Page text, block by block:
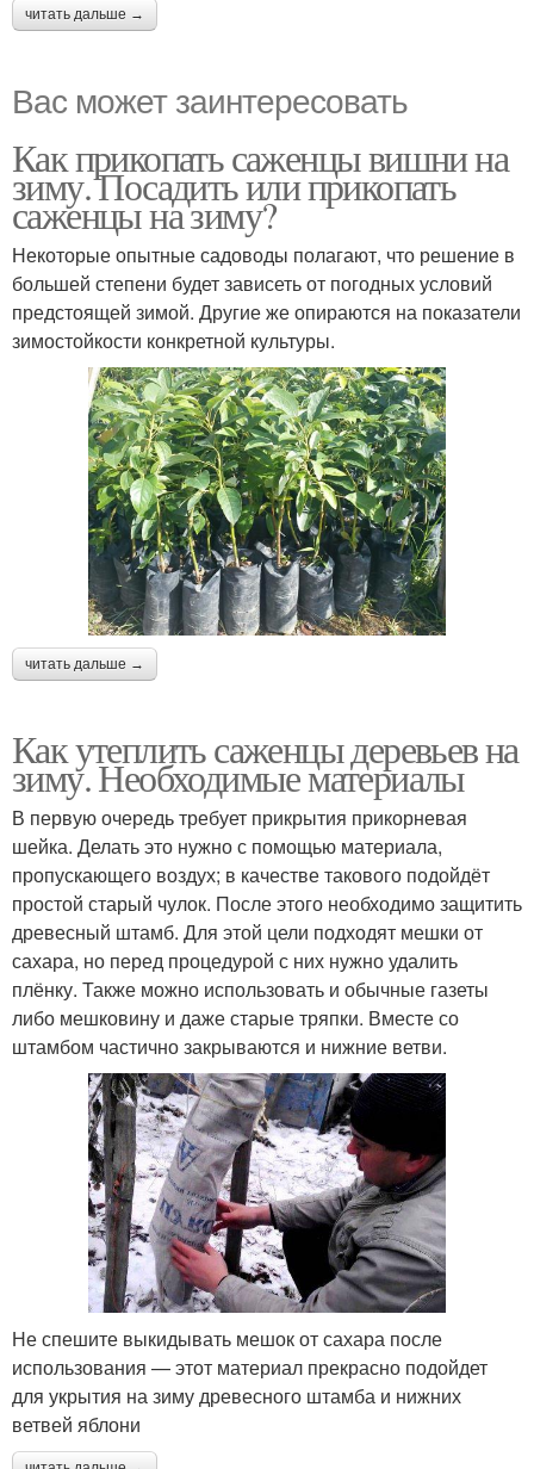
читать дальше →
Вас может заинтересовать
Как прикопать саженцы вишни на
зиму. Посадить или прикопать
саженцы на зиму?
Некоторые опытные садоводы полагают, что решение в
большей степени будет зависеть от погодных условий
предстоящей зимой. Другие же опираются на показатели
зимостойкости конкретной культуры.
читать дальше →
Как утеплить саженцы деревьев на
зиму. Необходимые материалы
В первую очередь требует прикрытия прикорневая
шейка. Делать это нужно с помощью материала,
пропускающего воздух; в качестве такового подойдёт
простой старый чулок. После этого необходимо защитить
древесный штамб. Для этой цели подходят мешки от
сахара, но перед процедурой с них нужно удалить
плёнку. Также можно использовать и обычные газеты
либо мешковину и даже старые тряпки. Вместе со
штамбом частично закрываются и нижние ветви.
Не спешите выкидывать мешок от сахара после
использования — этот материал прекрасно подойдет
для укрытия на зиму древесного штамба и нижних
ветвей яблони